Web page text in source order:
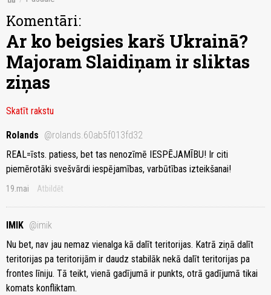
Komentāri:
Ar ko beigsies karš Ukrainā?
Majoram Slaidiņam ir sliktas
ziņas
Skatīt rakstu
Rolands @rolands.60ab5f013fd32
REAL=īsts. patiess, bet tas nenozīmē IESPĒJAMĪBU! Ir citi
piemērotāki svešvārdi iespējamības, varbūtības izteikšanai!
19.mai Atbildēt
IMIK @imik
Nu bet, nav jau nemaz vienalga kā dalīt teritorijas. Katrā ziņā dalīt
teritorijas pa teritorijām ir daudz stabilāk nekā dalīt teritorijas pa
frontes līniju. Tā teikt, vienā gadījumā ir punkts, otrā gadījumā tikai
komats konfliktam.